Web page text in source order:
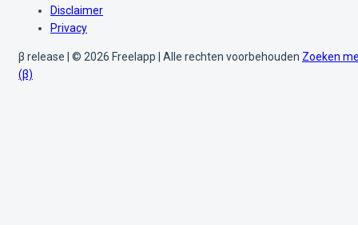
Disclaimer
Privacy
β release | © 2026 Freelapp | Alle rechten voorbehouden Zoeken
(β)